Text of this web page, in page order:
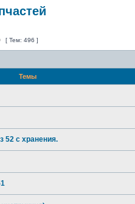
[ Тем: 496 ]
Темы
52 с хранения.